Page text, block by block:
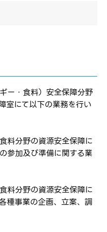
ー・食料）安全保障分野
室にて以下の業務を行い
料分野の資源安全保障に
参加及び準備に関する業
料分野の資源安全保障に
種事業の企画、立案、調